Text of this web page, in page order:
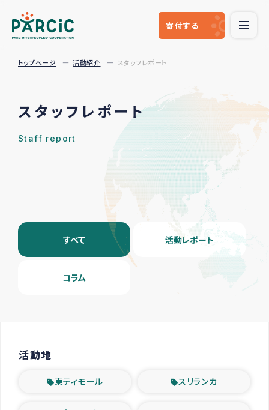
寄付する
トップページ 活動紹介 スタッフレポート
スタッフレポート
Staff report
すべて 活動レポート
コラム
活動地
東ティモール スリランカ